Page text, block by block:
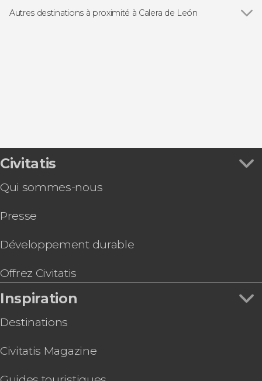
Autres destinations à proximité à Calera de León
Civitatis
Qui sommes-nous
Presse
Développement durable
Offrez Civitatis
Inspiration
Destinations
Civitatis Magazine